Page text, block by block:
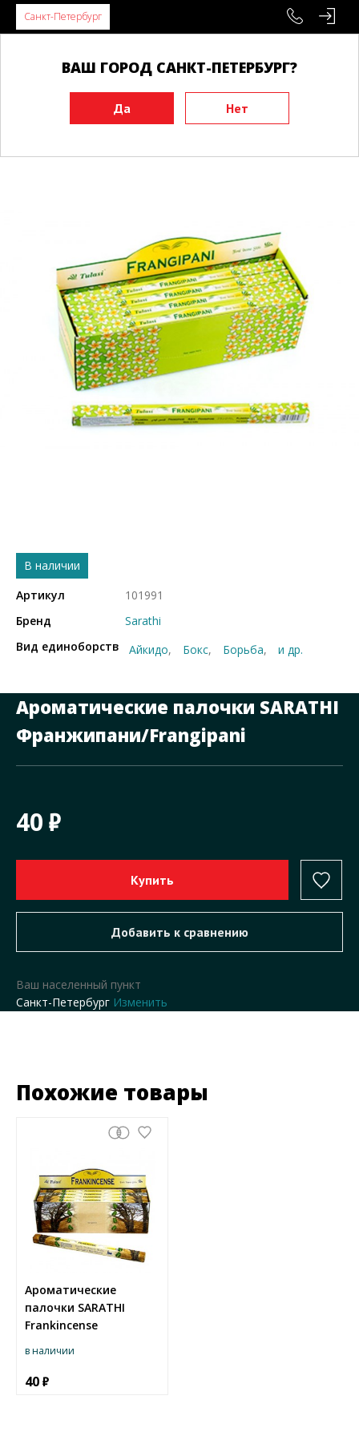
Санкт-Петербург
ВАШ ГОРОД САНКТ-ПЕТЕРБУРГ?
Аксессуары Разное
Благовония
Ароматические палочки SARATHI Франжипани/Frangipani
В наличии
Артикул
101991
Бренд
Sarathi
Вид единоборств
Айкидо Бокс Борьба и др.
Ароматические палочки SARATHI
Франжипани/Frangipani
40
Ваш населенный пункт
Санкт-Петербург Изменить
Похожие товары
Ароматические
палочки SARATHI
Frankincense
в наличии
40